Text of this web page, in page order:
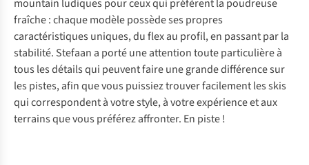
mountain ludiques pour ceux qui préfèrent la poudreuse
fraîche : chaque modèle possède ses propres
caractéristiques uniques, du flex au profil, en passant par la
stabilité. Stefaan a porté une attention toute particulière à
tous les détails qui peuvent faire une grande différence sur
les pistes, afin que vous puissiez trouver facilement les skis
qui correspondent à votre style, à votre expérience et aux
terrains que vous préférez affronter. En piste !